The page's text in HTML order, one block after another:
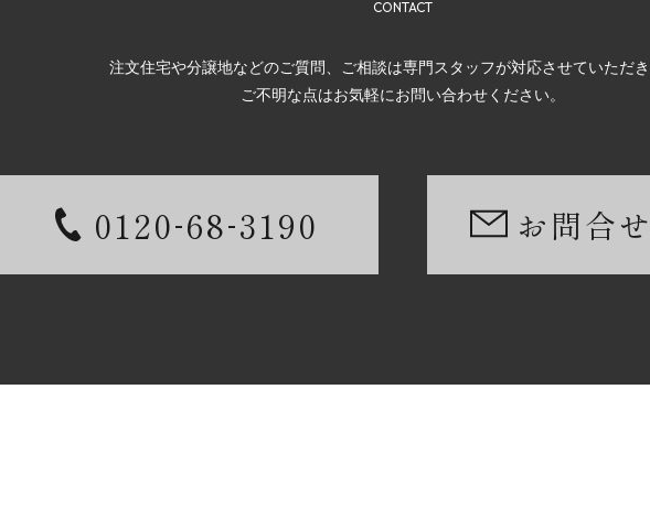
注文住宅や分譲地などのご質問、ご相談は専門スタッフが対応させていただき
ご不明な点はお気軽にお問い合わせください。
0120-68-3190 お問合